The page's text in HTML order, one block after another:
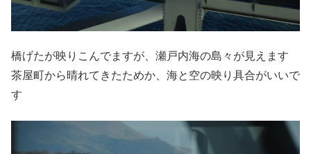
橋げたが映りこんでますが、瀬戸内海の島々が見えます
茶屋町から晴れてきたためか、海と空の映り具合がいいで
す